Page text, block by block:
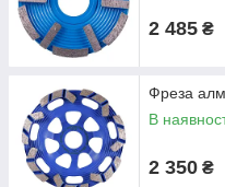
2 485 ₴
Фреза
В
2 350 ₴